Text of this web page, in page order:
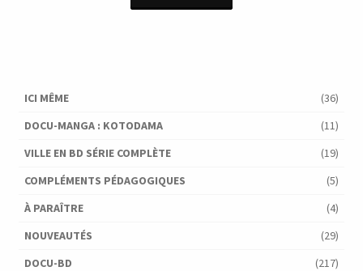
était : est :
ICI MÊME
(36)
DOCU-MANGA : KOTODAMA
(11)
VILLE EN BD SÉRIE COMPLÈTE
(19)
COMPLÉMENTS PÉDAGOGIQUES
(5)
À PARAÎTRE
(4)
NOUVEAUTÉS
(29)
DOCU-BD
(217)